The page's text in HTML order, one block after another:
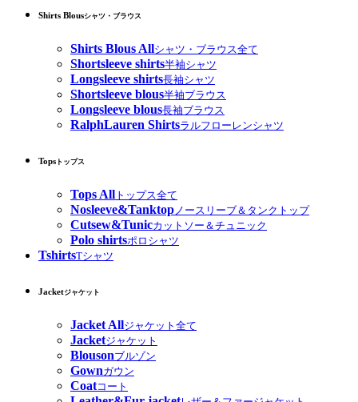
Shirts Blousシャツ・ブラウス
Shirts Blous Allシャツ・ブラウス全て
Shortsleeve shirts半袖シャツ
Longsleeve shirts長袖シャツ
Shortsleeve blous半袖ブラウス
Longsleeve blous長袖ブラウス
RalphLauren Shirtsラルフローレンシャツ
Tops トップス
Tops All トップス全て
Nosleeve&Tanktop ノースリーブ＆タンクトップ
Cutsew&Tunicカットソー＆チュニック
Polo shirtsポロシャツ
TshirtsTシャツ
Jacketジャケット
Jacket Allジャケット全て
Jacketジャケット
Blousonブルゾン
Gownガウン
Coatコート